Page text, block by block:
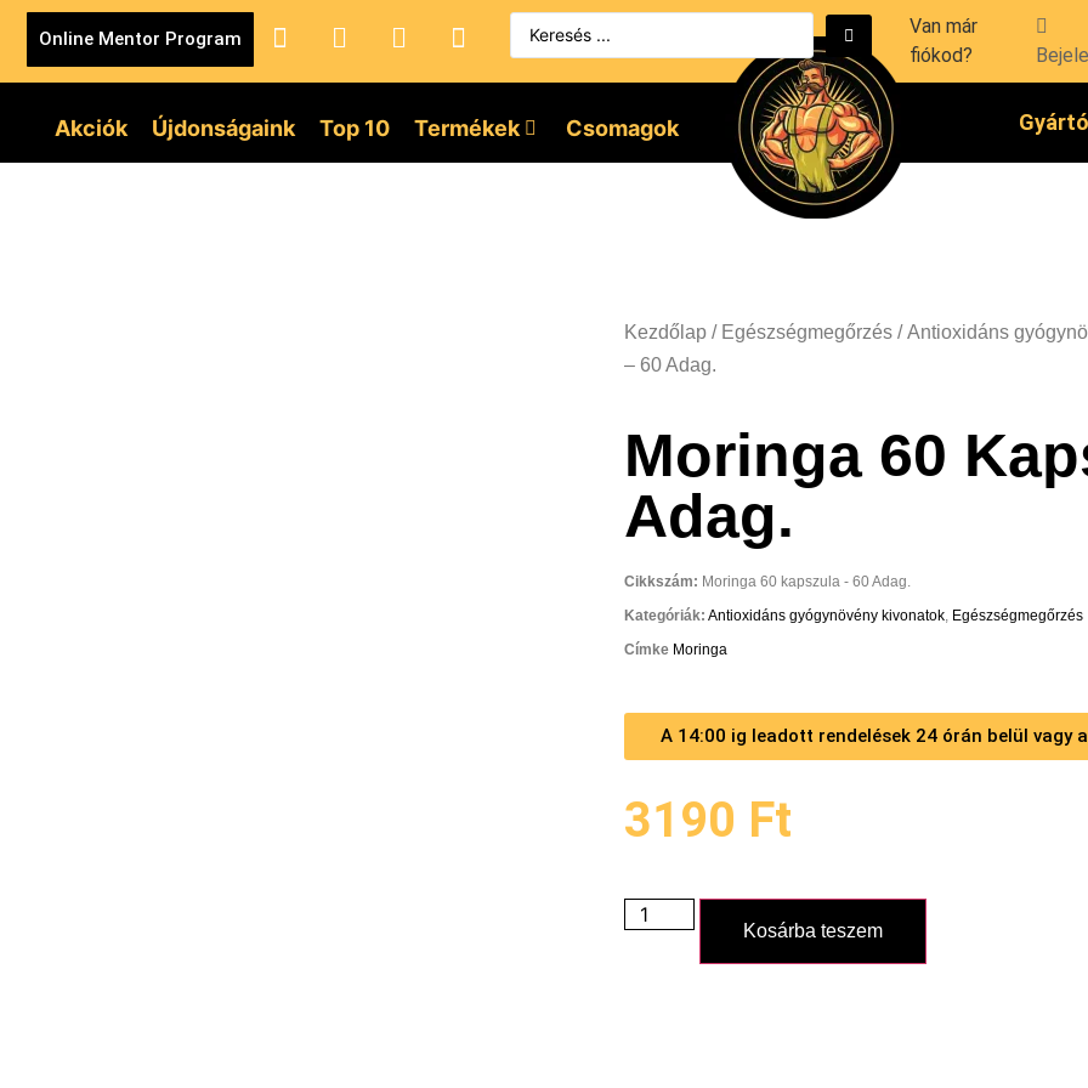
Online Mentor Program
Van már
fiókod?
Akciók Újdonságaink Top 10 Termékek Csomagok
Kezdőlap / Egészségmegőrzés /Antioxidáns
– 60 Adag.
Moringa 60
Adag.
Cikkszám: Moringa 60 kapszula - 60 Adag.
Kategóriák: Antioxidáns gyógynövény kivonatok, Egészségmegőrzés
Címke Moringa
A 14:00 ig leadott rendelések 24 órán belül vagy
3190 Ft
Kosárba teszem